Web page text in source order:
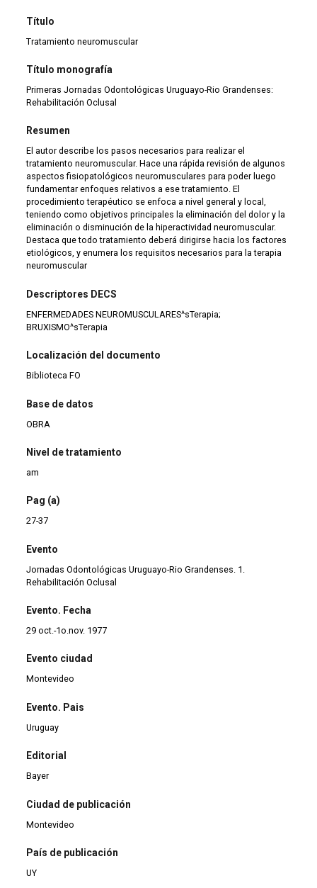
Título
Tratamiento neuromuscular
Título monografía
Primeras Jornadas Odontológicas Uruguayo-Rio Grandenses:
Rehabilitación Oclusal
Resumen
El autor describe los pasos necesarios para realizar el
tratamiento neuromuscular. Hace una rápida revisión de algunos
aspectos fisiopatológicos neuromusculares para poder luego
fundamentar enfoques relativos a ese tratamiento. El
procedimiento terapéutico se enfoca a nivel general y local,
teniendo como objetivos principales la eliminación del dolor y la
eliminación o disminución de la hiperactividad neuromuscular.
Destaca que todo tratamiento deberá dirigirse hacia los factores
etiológicos, y enumera los requisitos necesarios para la terapia
neuromuscular
Descriptores DECS
ENFERMEDADES NEUROMUSCULARES^sTerapia;
BRUXISMO^sTerapia
Localización del documento
Biblioteca FO
Base de datos
OBRA
Nivel de tratamiento
am
Pag (a)
27-37
Evento
Jornadas Odontológicas Uruguayo-Rio Grandenses. 1.
Rehabilitación Oclusal
Evento. Fecha
29 oct.-1o.nov. 1977
Evento ciudad
Montevideo
Evento. Pais
Uruguay
Editorial
Bayer
Ciudad de publicación
Montevideo
País de publicación
UY